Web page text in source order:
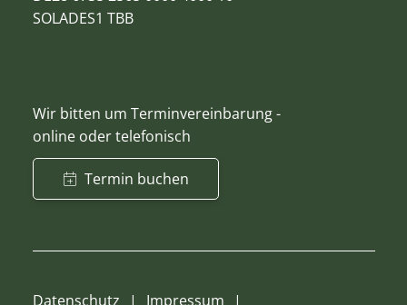
SOLADES1 TBB
Wir bitten um Terminvereinbarung -
online oder telefonisch
Termin buchen
Datenschutz Impressum